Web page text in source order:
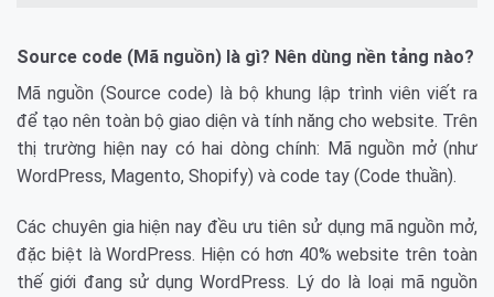
Source code (Mã nguồn) là gì? Nên dùng nền tảng nào?
Mã nguồn (Source code) là bộ khung lập trình viên viết ra
để tạo nên toàn bộ giao diện và tính năng cho website. Trên
thị trường hiện nay có hai dòng chính: Mã nguồn mở (như
WordPress, Magento, Shopify) và code tay (Code thuần).
Các chuyên gia hiện nay đều ưu tiên sử dụng mã nguồn mở,
đặc biệt là WordPress. Hiện có hơn 40% website trên toàn
thế giới đang sử dụng WordPress. Lý do là loại mã nguồn